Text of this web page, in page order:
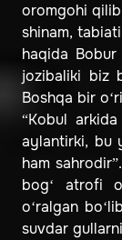
oromgohi
shinam,
haqida
jozibaliki biz
Boshqa bir
“Kobul
aylantirki, bu
ham
bog‘ atrofi
o‘ralgan
suvdar